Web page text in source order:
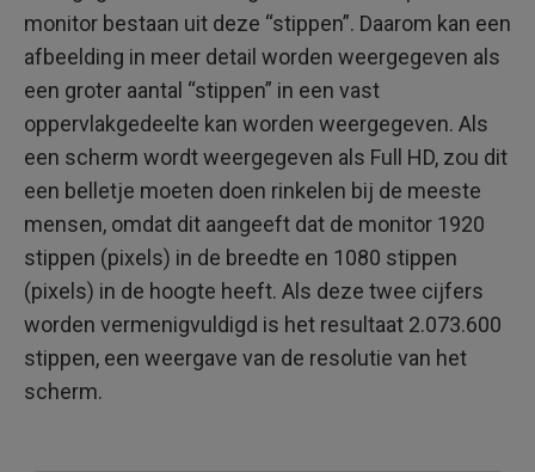
monitor bestaan uit deze “stippen”. Daarom kan een
afbeelding in meer detail worden weergegeven als
een groter aantal “stippen” in een vast
oppervlakgedeelte kan worden weergegeven. Als
een scherm wordt weergegeven als Full HD, zou dit
een belletje moeten doen rinkelen bij de meeste
mensen, omdat dit aangeeft dat de monitor 1920
stippen (pixels) in de breedte en 1080 stippen
(pixels) in de hoogte heeft. Als deze twee cijfers
worden vermenigvuldigd is het resultaat 2.073.600
stippen, een weergave van de resolutie van het
scherm.